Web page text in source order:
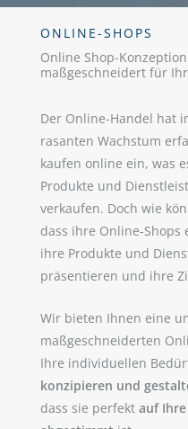
ONLINE-SHOPS
Online Shop-
maßgeschneidert für
Der Online-Handel hat
rasanten Wachstum
kaufen online ein, was
Produkte und
verkaufen. Doch wie
dass ihre Online-Shops
ihre Produkte und
präsentieren und ihre
Wir bieten Ihnen eine
maßgeschneiderten
Ihre individuellen
konzipieren und
dass sie perfekt auf